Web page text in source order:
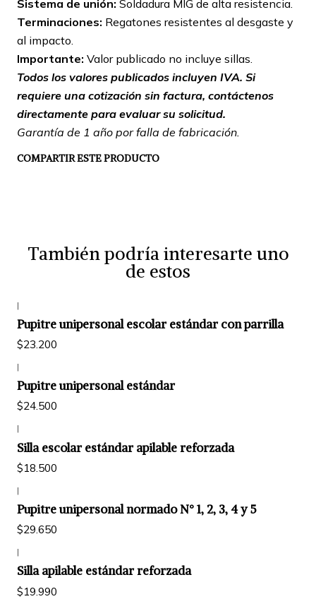
Sistema de unión: Soldadura MIG de alta resistencia.
Terminaciones: Regatones resistentes al desgaste y
al impacto.
Importante: Valor publicado no incluye sillas.
Todos los valores publicados incluyen IVA. Si
requiere una cotización sin factura, contáctenos
directamente para evaluar su solicitud.
Garantía de 1 año por falla de fabricación.
COMPARTIR ESTE PRODUCTO
También podría interesarte uno
de estos
|
Pupitre unipersonal escolar estándar con parrilla
$23.200
|
Pupitre unipersonal estándar
$24.500
|
Silla escolar estándar apilable reforzada
$18.500
|
Pupitre unipersonal normado N° 1, 2, 3, 4 y 5
$29.650
|
Silla apilable estándar reforzada
$19.990